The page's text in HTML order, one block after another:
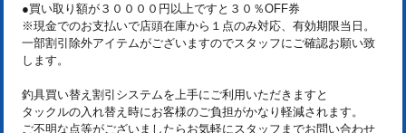
●買い取り額が３００００円以上ですと３０％OFF券
※現金でのお支払いで店頭在庫から１点のみ対応、有効期限当日。
一部割引除外アイテムがございますのでスタッフにご確認お願い致
します。
釣具買い替え割引システムを上手にご利用いただきますと
タックルの入れ替え時にお客様のご負担がかなり軽減されます。
ご不明な点等がございましたらお気軽にスタッフまでお問い合わせ